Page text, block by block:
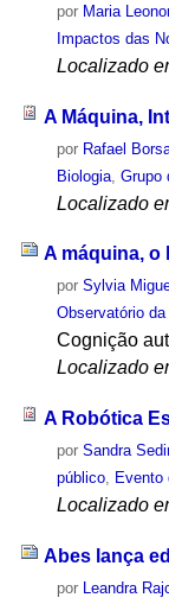
por Maria
Impactos das
Localizado
A Máquina,
por Rafael
Biologia ,Grupo
Localizado
A máquina, o
porSylvia
Observatório
Cognição
Localizado
A Robótica
porSandra
público, Evento
Localizado
Abes lança
por Leandra